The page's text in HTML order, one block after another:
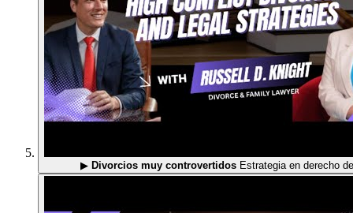
▶ Divorcios muy controvertidos Estrategia en derecho